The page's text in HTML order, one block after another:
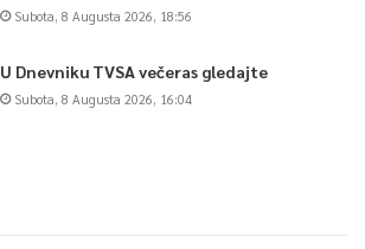
Subota, 8 Augusta 2026, 18:56
U Dnevniku TVSA večeras gledajte
Subota, 8 Augusta 2026, 16:04